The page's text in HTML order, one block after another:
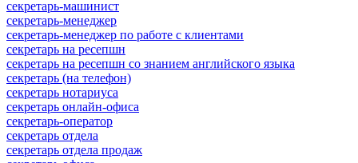
секретарь-машинист
секретарь-менеджер
секретарь-менеджер по работе с клиентами
секретарь на ресепшн
секретарь на ресепшн со знанием английского языка
секретарь (на телефон)
секретарь нотариуса
секретарь онлайн-офиса
секретарь-оператор
секретарь отдела
секретарь отдела продаж